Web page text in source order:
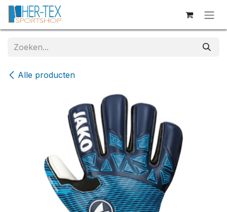
Overslaan naar inhoud
Alle producten